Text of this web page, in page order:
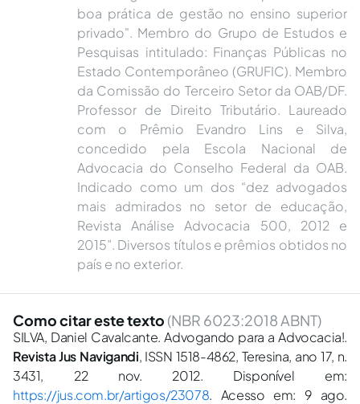
boa prática de gestão no ensino superior
privado". Membro do Grupo de Estudos e
Pesquisas intitulado: Finanças Públicas no
Estado Contemporâneo (GRUFIC). Membro
da Comissão do Terceiro Setor da OAB/DF.
Professor de Direito Tributário. Laureado
com o Prêmio Evandro Lins e Silva,
concedido pela Escola Nacional de
Advocacia do Conselho Federal da OAB.
Indicado como um dos “dez advogados
mais admirados no setor de educação,
Revista Análise Advocacia 500, 2012 e
2015”. Diversos títulos e prêmios obtidos no
país e no exterior.
Como citar este texto (NBR 6023:2018 ABNT)
SILVA, Daniel Cavalcante. Advogando para a Advocacia!.
Revista Jus Navigandi, ISSN 1518-4862, Teresina, ano 17, n.
3431, 22 nov. 2012. Disponível em:
https://jus.com.br/artigos/23078. Acesso em: 9 ago.